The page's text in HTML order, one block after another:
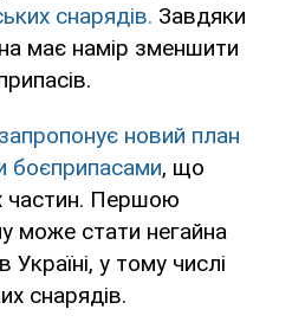
снарядів. Завдяки
має намір зменшити
запропонує новий план
боєприпасами, що
частин. Першою
може стати негайна
у тому числі
снарядів.